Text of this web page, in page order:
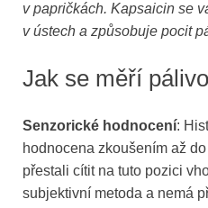
v papričkách. Kapsaicin se
v ústech a způsobuje pocit
Jak se měří
Senzorické hodnocení:
hodnocena zkoušením až
přestali cítit na tuto pozici
subjektivní metoda a nemá